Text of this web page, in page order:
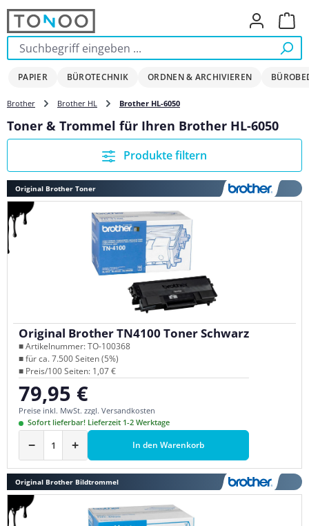
Zum Hauptinhalt springen
PAPIER BÜROTECHNIK ORDNEN & ARCHIVIEREN
Brother Brother HL Brother HL-6050
Toner & Trommel für Ihren Brother HL-6050
Produkte filtern
Original Brother Toner
Original Brother TN4100 Toner Schwarz
■ Artikelnummer: TO-100368
■ für ca. 7.500 Seiten (5%)
■ Preis/100 Seiten: 1,07 €
Regulärer Preis:
79,95 €
Preise inkl. MwSt. zzgl. Versandkosten
Sofort lieferbar! Lieferzeit 1-2 Werktage
− + In den Warenkorb
Original Brother Bildtrommel